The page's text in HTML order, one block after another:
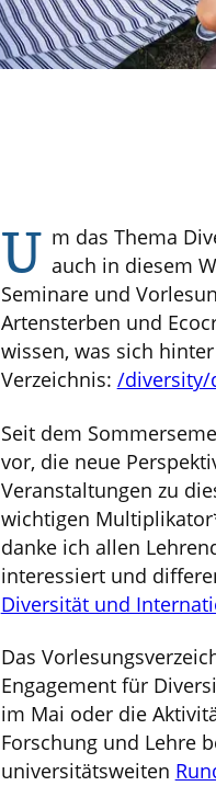
U m das Thema
auch in diesem
Seminare und
Artensterben und
wissen, was sich
Verzeichnis: /diversity/
Seit dem
vor, die neue
Veranstaltungen zu
wichtigen
danke ich allen
interessiert und
Diversität und
Das
Engagement für
im Mai oder die
Forschung und Lehre
universitätsweiten